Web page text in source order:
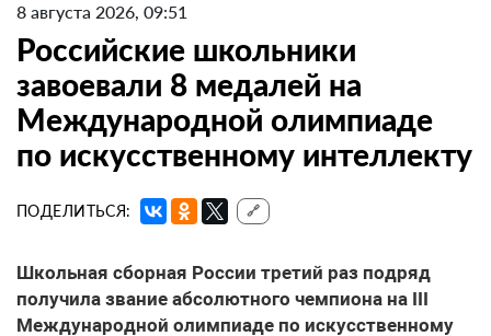
8 августа 2026, 09:51
Российские школьники
завоевали 8 медалей на
Международной олимпиаде
по искусственному интеллекту
ПОДЕЛИТЬСЯ: 🔗
Школьная сборная России третий раз подряд
получила звание абсолютного чемпиона на III
Международной олимпиаде по искусственному